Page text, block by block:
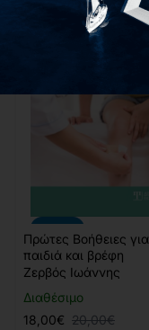
-10%
Διαθέσιμο
Πρώτες Βοήθειες για
παιδιά και βρέφη
Ζερβός Ιωάννης
18,00€ 20,00€